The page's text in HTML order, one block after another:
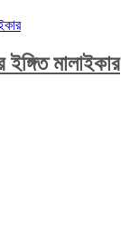
মালাইকার